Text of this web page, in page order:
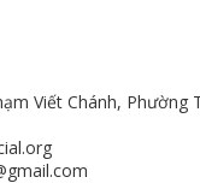
Viết Chánh, Phường